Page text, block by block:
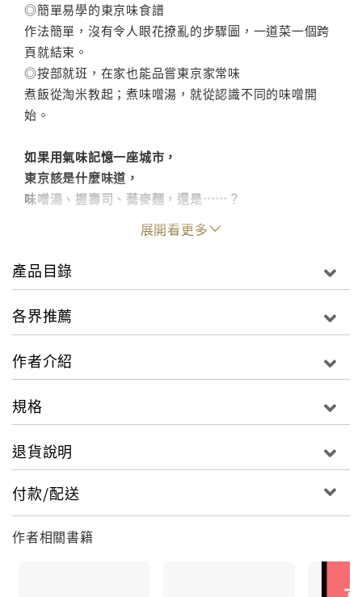
◎簡單易學的東京味食譜
作法簡單，沒有令人眼花撩亂的步驟圖，一道菜一個跨
頁就結束。
◎按部就班，在家也能品嘗東京家常味
煮飯從淘米教起；煮味噌湯，就從認識不同的味噌開
始。
如果用氣味記憶一座城市，
東京該是什麼味道，
味噌湯、握壽司、蕎麥麵，還是⋯⋯？
一道道屬於東京的飲食記憶，
那些日常生活的美好滋味。
餐館，從奢華的壽司餐廳到陳設簡陋但口味好到不可思
她的母親講究烹飪，天天為她準備上學帶的便當，她的
本書介紹的是作者從小熟悉的道地東京料理，從早餐、
午餐、便當、點心到晚餐，包含了家常菜和餐廳美食。
書中的食譜來自她的記憶，以及她為這本書特地做的旅
行，探訪了喜愛的地區，並回顧她的家庭根源，希望藉
由這本書與讀者分享東京與日本真正的美好滋味，帶給
展開看更多
產品目錄
各界推薦
作者介紹
規格
退貨說明
付款/配送
作者相關書籍